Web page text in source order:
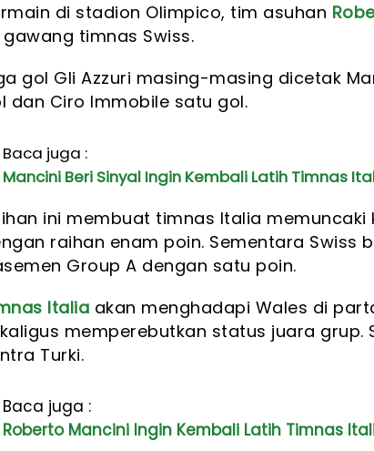
di stadion Olimpico, tim asuhan
gawang timnas Swiss.
gol Gli Azzuri masing-masing dicetak
dan Ciro Immobile satu gol.
Baca juga :
Mancini Beri Sinyal Ingin Kembali Latih Timnas
ini membuat timnas Italia
raihan enam poin. Sementara Swiss
Group A dengan satu poin.
Italia akan menghadapi Wales di
memperebutkan status juara grup.
Turki.
Baca juga :
Roberto Mancini Ingin Kembali Latih Timnas